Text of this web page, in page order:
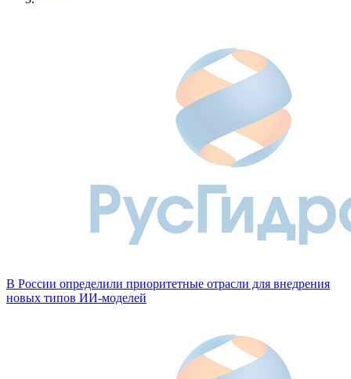
В России определили приоритетные отрасли для внедрения
новых типов ИИ-моделей